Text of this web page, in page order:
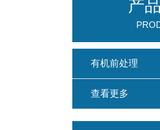
产
有机前处理
查看更多